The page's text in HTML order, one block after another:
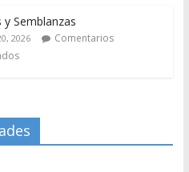
y Semblanzas
2026
Comentarios